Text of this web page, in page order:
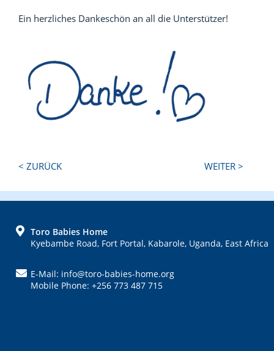
Ein herzliches Dankeschön an all die Unterstützer!
Next
< ZURÜCK WEITER >
FOOTERToro Babies Home
Kyebambe Road, Fort Portal, Kabarole, Uganda, East Africa
E-Mail: info@toro-babies-home.org
Mobile Phone: +256 773 487 715